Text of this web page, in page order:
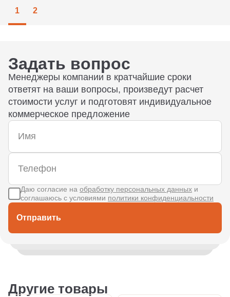
1 2
Задать вопрос
Менеджеры компании в кратчайшие сроки
ответят на ваши вопросы, произведут расчет
стоимости услуг и подготовят индивидуальное
коммерческое предложение
Отправить
Даю согласие на обработку персональных данных и
соглашаюсь с условиями политики конфиденциальности
Другие товары